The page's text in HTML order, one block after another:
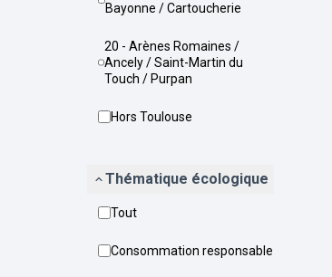
Bayonne / Cartoucherie
20 - Arènes Romaines /
Ancely / Saint-Martin du
Touch / Purpan
Hors Toulouse
Thématique écologique
Tout
Consommation responsable